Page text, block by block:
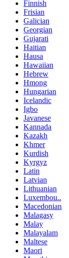
Finnish
Frisian
Galician
Georgian
Gujarati
Haitian
Hausa
Hawaiian
Hebrew
Hmong
Hungarian
Icelandic
Igbo
Javanese
Kannada
Kazakh
Khmer
Kurdish
Kyrgyz
Latin
Latvian
Lithuanian
Luxembou..
Macedonian
Malagasy
Malay
Malayalam
Maltese
Maori